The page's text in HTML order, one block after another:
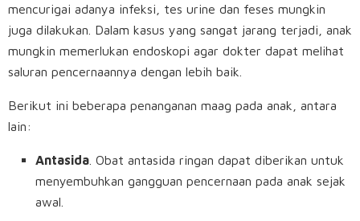
mencurigai adanya infeksi, tes urine dan feses mungkin
juga dilakukan. Dalam kasus yang sangat jarang terjadi, anak
mungkin memerlukan endoskopi agar dokter dapat melihat
saluran pencernaannya dengan lebih baik.
Berikut ini beberapa penanganan maag pada anak, antara
lain:
Antasida . Obat antasida ringan dapat diberikan untuk
menyembuhkan gangguan pencernaan pada anak sejak
awal.